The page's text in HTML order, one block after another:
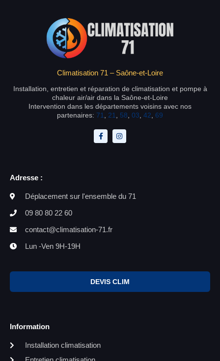
Climatisation 71 – Saône-et-Loire
Installation, entretien et réparation de climatisation et pompe à
chaleur air/air dans la Saône-et-Loire
Intervention dans les départements voisins avec nos
partenaires: 71 21 58 03 42 69
Adresse :
Déplacement sur l'ensemble du 71
09 80 80 22 60
contact@climatisation-71.fr
Lun -Ven 9H-19H
DEVIS CLIM
Information
Installation climatisation